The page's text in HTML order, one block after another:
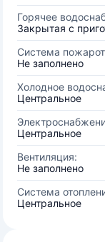
Горячее
Закрытая с
Система
Не заполнено
Холодное
Центральное
Центральное
Вентиляция:
Не заполнено
Система
Центральное